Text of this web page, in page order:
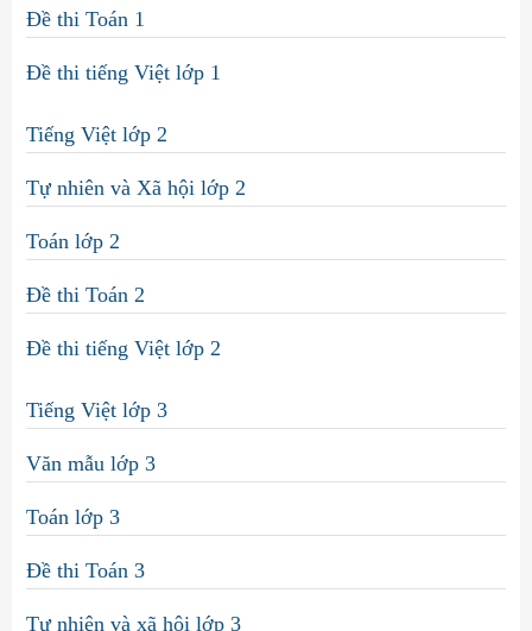
Đề thi Toán 1
Đề thi tiếng Việt lớp 1
Tiếng Việt lớp 2
Tự nhiên và Xã hội lớp 2
Toán lớp 2
Đề thi Toán 2
Đề thi tiếng Việt lớp 2
Tiếng Việt lớp 3
Văn mẫu lớp 3
Toán lớp 3
Đề thi Toán 3
Tự nhiên và xã hội lớp 3